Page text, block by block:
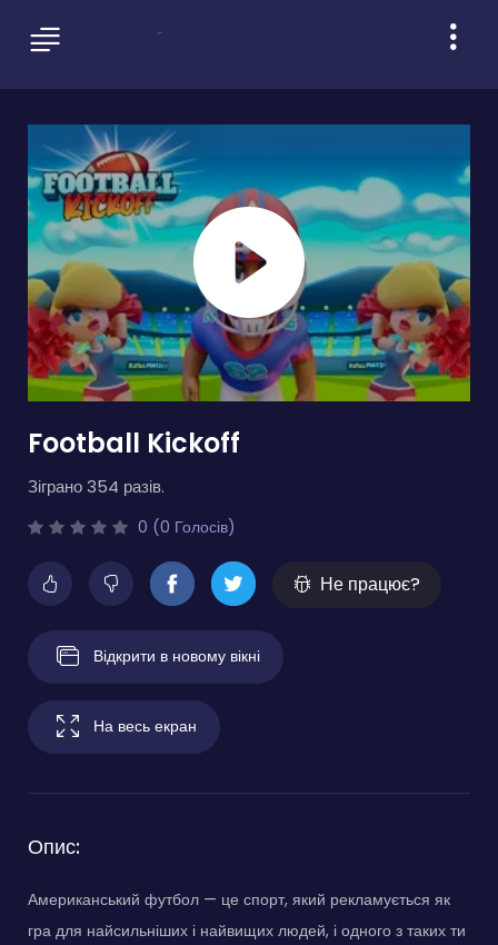
Football Kickoff
Зіграно 354 разів.
0 (0 Голосів)
Не працює?
Відкрити в новому вікні
На весь екран
Опис:
Американський футбол — це спорт, який рекламується як
гра для найсильніших і найвищих людей, і одного з таких ти